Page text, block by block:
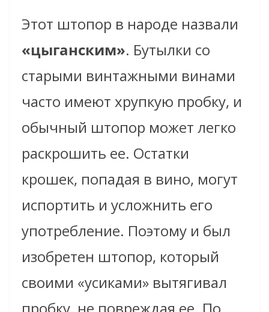
Этот штопор в народе назвали
«цыганским». Бутылки со
старыми винтажными винами
часто имеют хрупкую пробку, и
обычный штопор может легко
раскрошить ее. Остатки
крошек, попадая в вино, могут
испортить и усложнить его
употребление. Поэтому и был
изобретен штопор, который
своими «усиками» вытягивал
пробку, не повреждая ее. По